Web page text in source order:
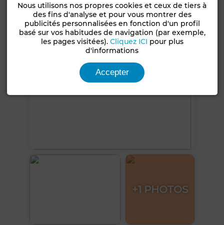
Voir plus de photos
+1 PHOTOS
Nous utilisons nos propres cookies et ceux de tiers à
des fins d'analyse et pour vous montrer des
publicités personnalisées en fonction d'un profil
basé sur vos habitudes de navigation (par exemple,
les pages visitées). Cliquez ICI pour plus
d'informations
Accepter